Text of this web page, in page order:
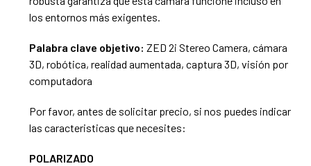
los entornos más exigentes.
Palabra clave objetivo: ZED 2i Stereo Camera, cámara
3D, robótica, realidad aumentada, captura 3D, visión por
computadora
Por favor, antes de solicitar precio, si nos puedes indicar
las caracteristicas que necesites:
POLARIZADO